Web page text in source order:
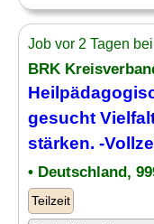
Job vor 2 Tagen
BRK
gesucht
stärken. -
• Deutschland,
Teilzeit